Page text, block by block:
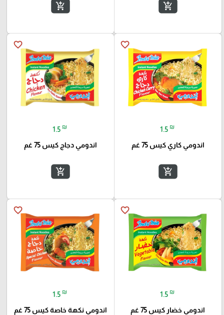
add_shopping_cart
add_shopping_cart
favorite_border
1.5 ₪
اندومي كاري كيس 75 غم
add_shopping_cart
favorite_border
1.5 ₪
اندومي دجاج كيس 75 غم
add_shopping_cart
favorite_border
1.5 ₪
اندومي خضار كيس 75 غم
favorite_border
1.5 ₪
اندومي نكهة خاصة كيس 75 غم